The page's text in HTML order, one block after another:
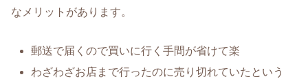
なメリットがあります。
郵送で届くので買いに行く手間が省けて楽
わざわざお店まで行ったのに売り切れていたという